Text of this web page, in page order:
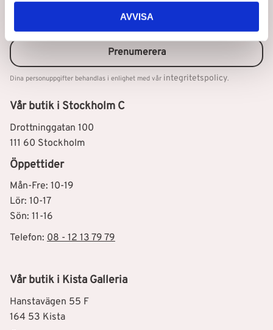
AVVISA
Vår butik i Stockholm C
Drottninggatan 100
111 60 Stockholm
Öppettider
Mån-Fre: 10-19
Lör: 10-17
Sön: 11-16
Telefon: 08 - 12 13 79 79
Vår butik i Kista Galleria
Hanstavägen 55 F
164 53 Kista
Prenumerera
Dina personuppgifter behandlas i enlighet med vår integritetspolicy.